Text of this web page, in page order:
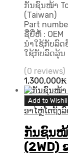
ກັນຊົນໜ້າ
(Taiwan)
Part
ຊື່ຍີ່ຫໍ້ : OEM
ນຳໃຊ້ກັບລົດ
ໃຊ້ກັບລົດລຸ້ນ
(0 reviews)
1,300,000₭
Add to
ອາໄຫຼ່ໂຕຖັງ
ກັນຊົນໜ້
(2WD)